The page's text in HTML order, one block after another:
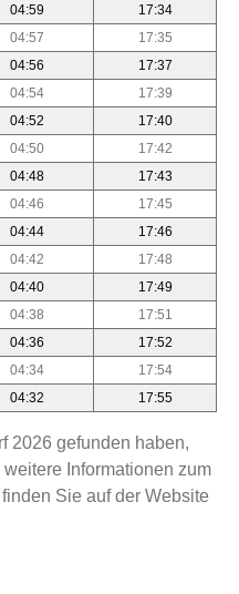
04:59
17:34
04:57
17:35
04:56
17:37
04:54
17:39
04:52
17:40
04:50
17:42
04:48
17:43
04:46
17:45
04:44
17:46
04:42
17:48
04:40
17:49
04:38
17:51
04:36
17:52
04:34
17:54
04:32 17:55
2026 gefunden haben,
Informationen zum
Sie auf der Website